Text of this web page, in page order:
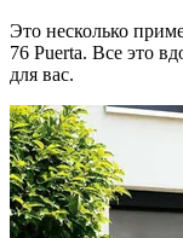
Это несколько
76 Puerta. Все это
для вас.